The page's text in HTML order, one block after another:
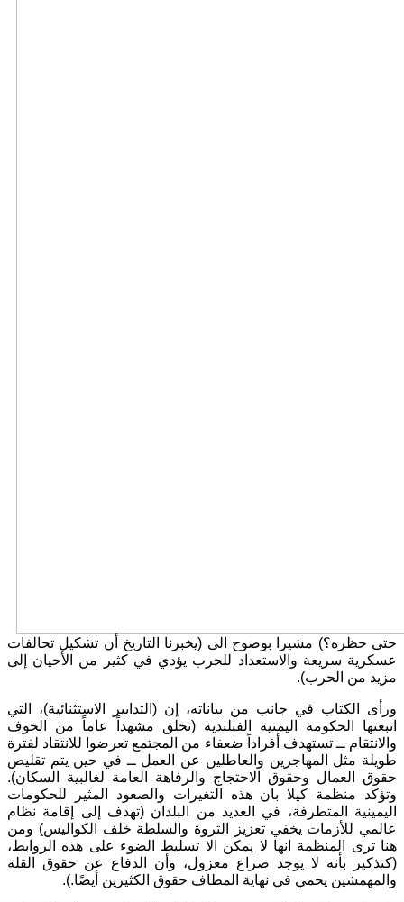
حتى حظره؟) مشيرا بوضوح الى (يخبرنا التاريخ أن تشكيل تحالفات
عسكرية سريعة والاستعداد للحرب يؤدي في كثير من الأحيان إلى
مزيد من الحرب).
ورأى الكتاب في جانب من بياناته، إن (التدابير الاستثنائية)، التي
اتبعتها الحكومة اليمنية الفنلندية (تخلق مشهداً عاماً من الخوف
والانتقام ــ تستهدف أفراداً ضعفاء من المجتمع تعرضوا للانتقاد لفترة
طويلة مثل المهاجرين والعاطلين عن العمل ــ في حين يتم تقليص
حقوق العمال وحقوق الاحتجاج والرفاهة العامة لغالبية السكان).
وتؤكد منظمة كيلا بان هذه التغيرات والصعود المثير للحكومات
اليمينية المتطرفة، في العديد من البلدان (تهدف إلى إقامة نظام
عالمي للأزمات يخفي تعزيز الثروة والسلطة خلف الكواليس) ومن
هنا ترى المنظمة انها لا يمكن الا تسليط الضوء على هذه الروابط،
(كتذكير بأنه لا يوجد صراع معزول، وأن الدفاع عن حقوق القلة
والمهمشين يحمي في نهاية المطاف حقوق الكثيرين أيضًا.).